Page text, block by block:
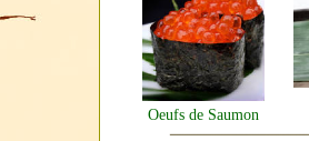
Oeufs de Saumon